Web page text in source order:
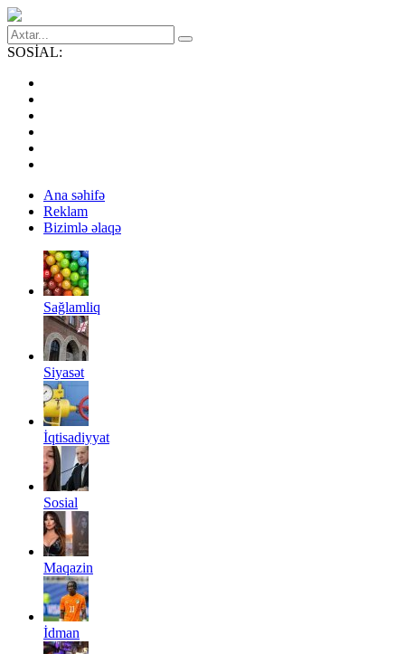
SOSİAL:
Ana səhifə
Reklam
Bizimlə əlaqə
Sağlamliq
Siyasət
İqtisadiyyat
Sosial
Maqazin
İdman